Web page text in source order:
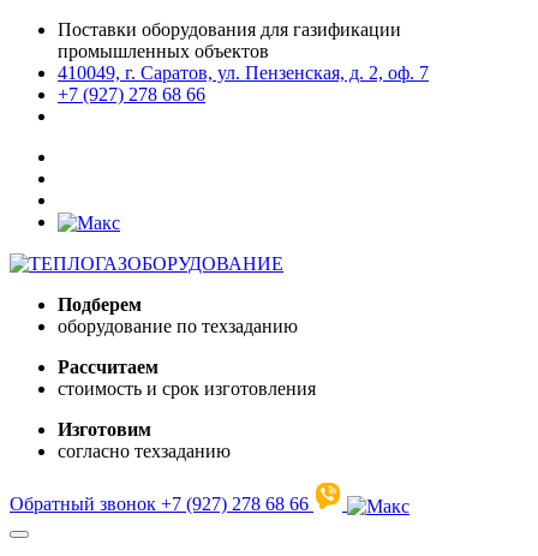
Поставки оборудования для газификации
промышленных объектов
410049, г. Саратов, ул. Пензенская, д. 2, оф. 7
+7 (927) 278 68 66
Подберем
оборудование по техзаданию
Рассчитаем
стоимость и срок изготовления
Изготовим
согласно техзаданию
Обратный звонок +7 (927) 278 68 66